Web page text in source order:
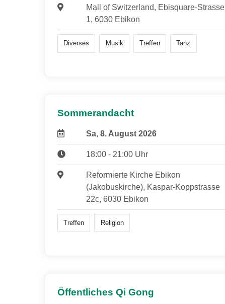
Mall of Switzerland, Ebisquare-Strasse
1, 6030 Ebikon
Diverses Musik Treffen Tanz
Sommerandacht
Sa, 8. August 2026
18:00 - 21:00 Uhr
Reformierte Kirche Ebikon
(Jakobuskirche), Kaspar-Koppstrasse
22c, 6030 Ebikon
Treffen Religion
Öffentliches Qi Gong